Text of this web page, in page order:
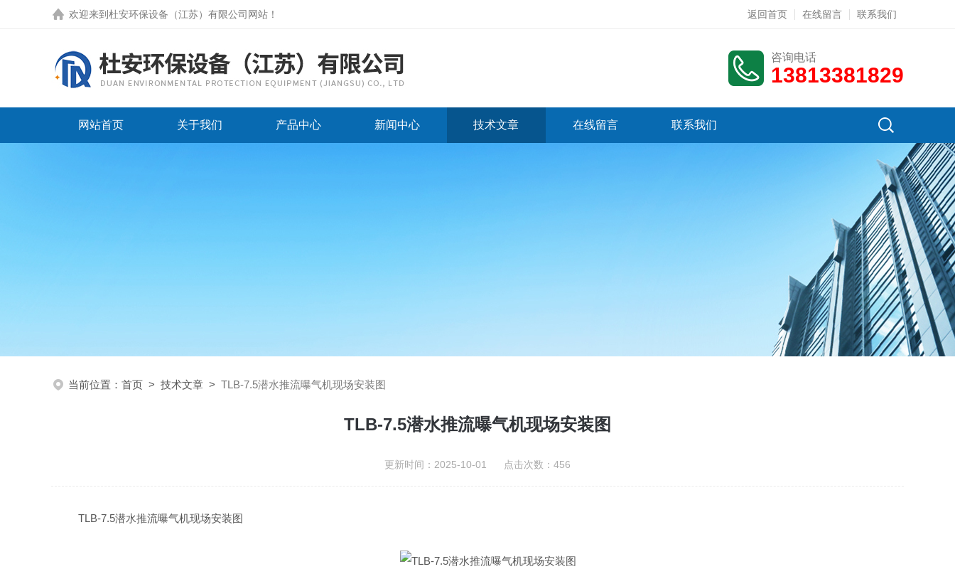
欢迎来到 杜安环保设备（江苏）有限公司网站 ！ 返回首页 在线留言 联系我们
咨询电话
13813381829
网站首页 关于我们 产品中心 新闻中心 技术文章 在线留言 联系我们
当前位置： 首页 > 技术文章 > TLB-7.5潜水推流曝气机现场安装图
TLB-7.5潜水推流曝气机现场安装图
更新时间：2025-10-01 点击次数：456
TLB-7.5潜水推流曝气机现场安装图